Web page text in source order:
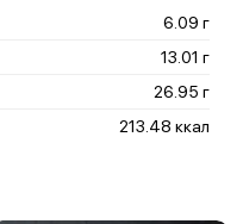
6.09 г
13.01 г
26.95 г
213.48 ккал